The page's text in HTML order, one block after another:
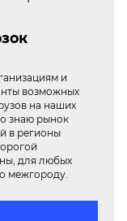
и
возможных
на наших
знаю рынок
в регионы
для любых
межгороду.